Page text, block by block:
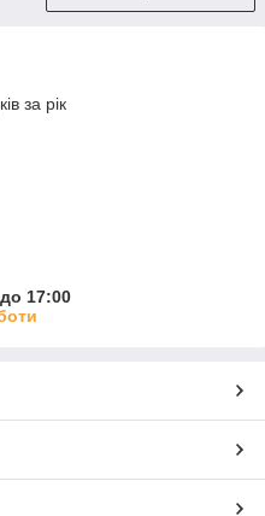
за рік
17:00